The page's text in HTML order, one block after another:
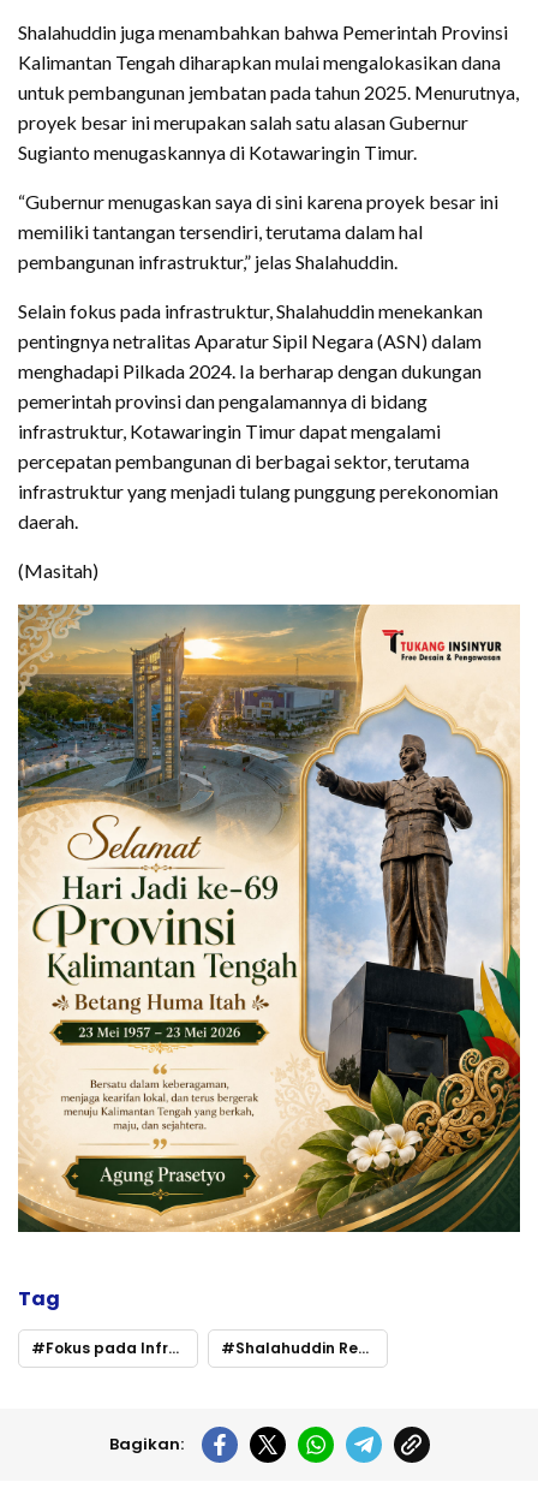
Shalahuddin juga menambahkan bahwa Pemerintah Provinsi
Kalimantan Tengah diharapkan mulai mengalokasikan dana
untuk pembangunan jembatan pada tahun 2025. Menurutnya,
proyek besar ini merupakan salah satu alasan Gubernur
Sugianto menugaskannya di Kotawaringin Timur.
“Gubernur menugaskan saya di sini karena proyek besar ini
memiliki tantangan tersendiri, terutama dalam hal
pembangunan infrastruktur,” jelas Shalahuddin.
Selain fokus pada infrastruktur, Shalahuddin menekankan
pentingnya netralitas Aparatur Sipil Negara (ASN) dalam
menghadapi Pilkada 2024. Ia berharap dengan dukungan
pemerintah provinsi dan pengalamannya di bidang
infrastruktur, Kotawaringin Timur dapat mengalami
percepatan pembangunan di berbagai sektor, terutama
infrastruktur yang menjadi tulang punggung perekonomian
daerah.
(Masitah)
Tag
Fokus pada Infrastruktur dan Pilkada 2024 Shalahuddin Resmi Dilantik sebagai Pjs Bupati Kotawaringin Timur
Bagikan: